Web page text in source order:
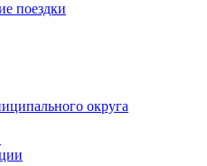
поездки
округа